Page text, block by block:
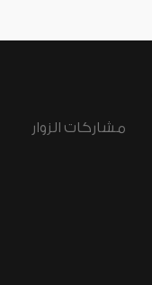
مشاركات الزوار